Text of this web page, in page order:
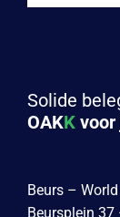
Solide
OAKK voor
Beurs –
Beursplein